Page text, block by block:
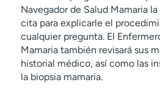
Navegador de Salud Mamaria
cita para explicarle el
cualquier pregunta. El
Mamaria también revisará sus
historial médico, así como las
la biopsia mamaria.